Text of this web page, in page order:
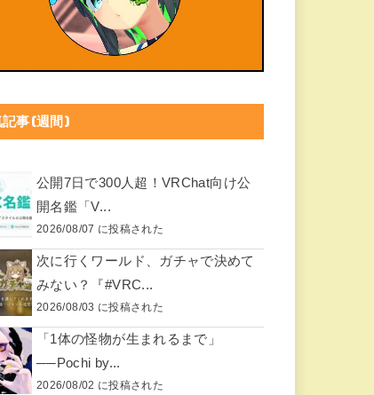
記事(週間)
公開7日で300人超！VRChat向け公
開名鑑「V...
2026/08/07 に投稿された
次に行くワールド、ガチャで決めて
みない？『#VRC...
2026/08/03 に投稿された
「1体の怪物が生まれるまで」
──Pochi by...
2026/08/02 に投稿された